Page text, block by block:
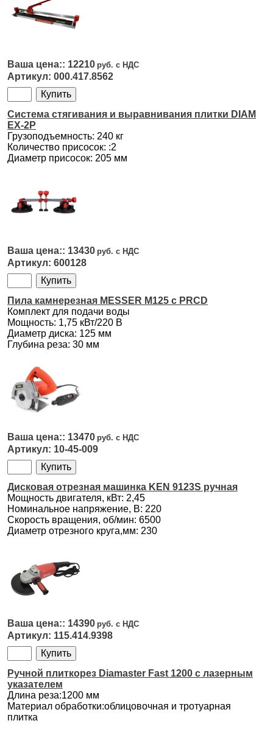
12210
000.417.8562
Система стягивания и выравнивания плитки DIAM
EX-2P
Грузоподъемность: 240 кг
Количество присосок: :2
Диаметр присосок: 205 мм
13430
600128
Пила камнерезная MESSER M125 с PRCD
Комплект для подачи воды
Мощность: 1,75 кВт/220 В
Диаметр диска: 125 мм
Глубина реза: 30 мм
13470
10-45-009
Дисковая отрезная машинка KEN 9123S ручная
Мощность двигателя, кВт: 2,45
Номинальное напряжение, В: 220
Скорость вращения, об/мин: 6500
Диаметр отрезного круга,мм: 230
14390
115.414.9398
Ручной плиткорез Diamaster Fast 1200 с лазерным
указателем
Длина реза:1200 мм
Материал обработки:облицовочная и тротуарная
плитка